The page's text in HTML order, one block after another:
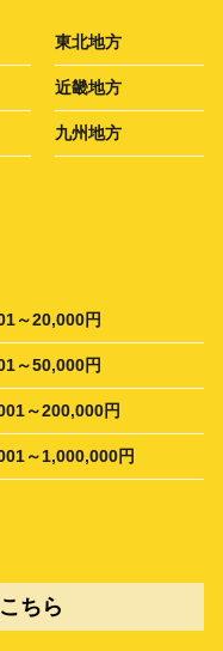
東北地方
近畿地方
九州地方
～20,000円
～50,000円
～200,000円
～1,000,000円
ちら